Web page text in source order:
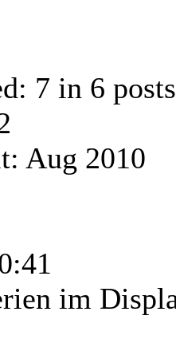
7 in 6 posts
Aug 2010
im